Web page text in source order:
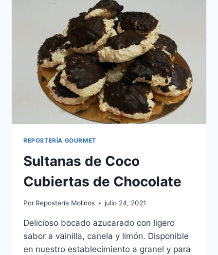
REPOSTERÍA GOURMET
Sultanas de Coco
Cubiertas de Chocolate
Por Repostería Molinos julio 24, 2021
Delicioso bocado azucarado con ligero
sabor a vainilla, canela y limón. Disponible
en nuestro establecimiento a granel y para